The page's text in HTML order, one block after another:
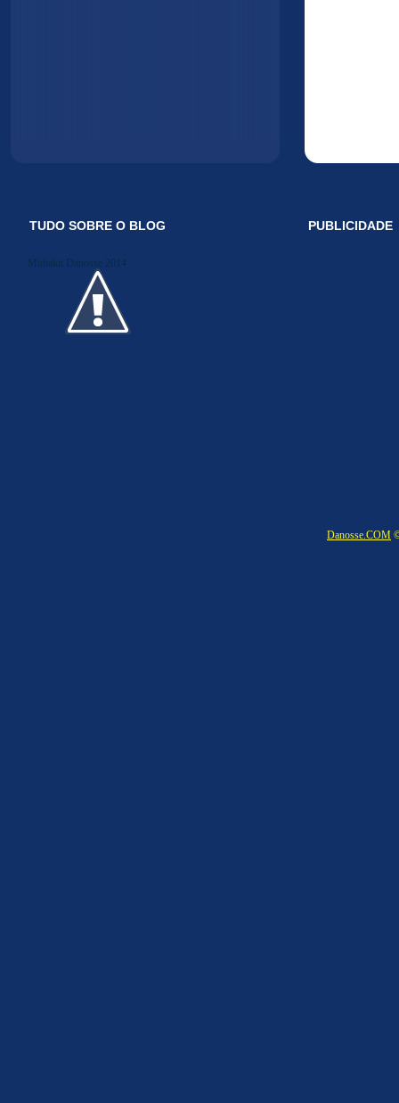
TUDO SOBRE O BLOG
Midiakit Danosse 2014
PUBLICIDADE
Danosse.COM